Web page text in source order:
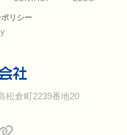
リシー
松倉町2239番地20
TikTok